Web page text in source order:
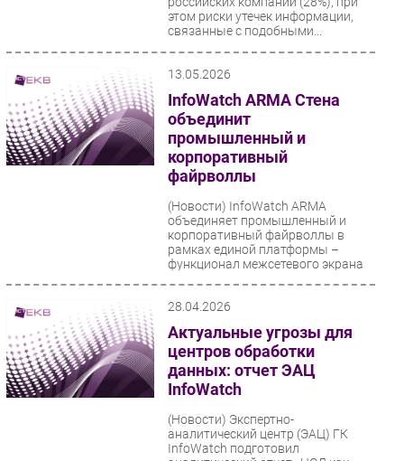
этом риски утечек информации,
связанные с подобными...
13.05.2026
InfoWatch ARMA Стена
объединит
промышленный и
корпоративный
файрволлы
(Новости) InfoWatch ARMA
объединяет промышленный и
корпоративный файрволлы в
рамках единой платформы –
функционал межсетевого экрана
28.04.2026
Актуальные угрозы для
центров обработки
данных: отчет ЭАЦ
InfoWatch
(Новости) Экспертно-
аналитический центр (ЭАЦ) ГК
InfoWatch подготовил